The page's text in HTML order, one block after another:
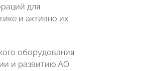
для
и активно их
оборудования
и развитию АО